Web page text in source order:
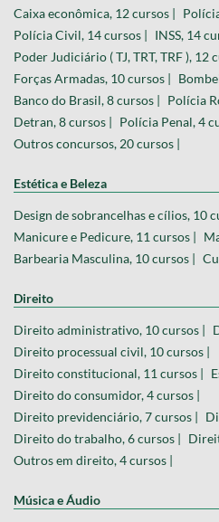
Caixa econômica, 12 cursos |
Polícia Civil, 14 cursos | INSS, 14
Poder Judiciário ( TJ, TRT, TRF ), 12
Forças Armadas, 10 cursos |
Banco do Brasil, 8 cursos | Polícia
Detran, 8 cursos | Polícia Penal, 4
Outros concursos, 20 cursos |
Estética e Beleza
Design de sobrancelhas e cílios, 10
Manicure e Pedicure, 11 cursos |
Barbearia Masculina, 10 cursos |
Direito
Direito administrativo, 10 cursos |
Direito processual civil, 10 cursos |
Direito constitucional, 11 cursos |
Direito do consumidor, 4 cursos |
Direito previdenciário, 7 cursos |
Direito do trabalho, 6 cursos |
Outros em direito, 4 cursos |
Música e Áudio